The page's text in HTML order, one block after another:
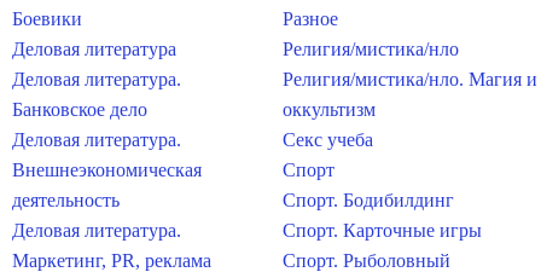
Боевики
Деловая литература
Деловая литература.
Банковское дело
Деловая литература.
Внешнеэкономическая
деятельность
Деловая литература.
Маркетинг, PR, реклама
Разное
Религия/мистика/нло
Религия/мистика/нло. Магия и
оккультизм
Секс учеба
Спорт
Спорт. Бодибилдинг
Спорт. Карточные игры
Спорт. Рыболовный